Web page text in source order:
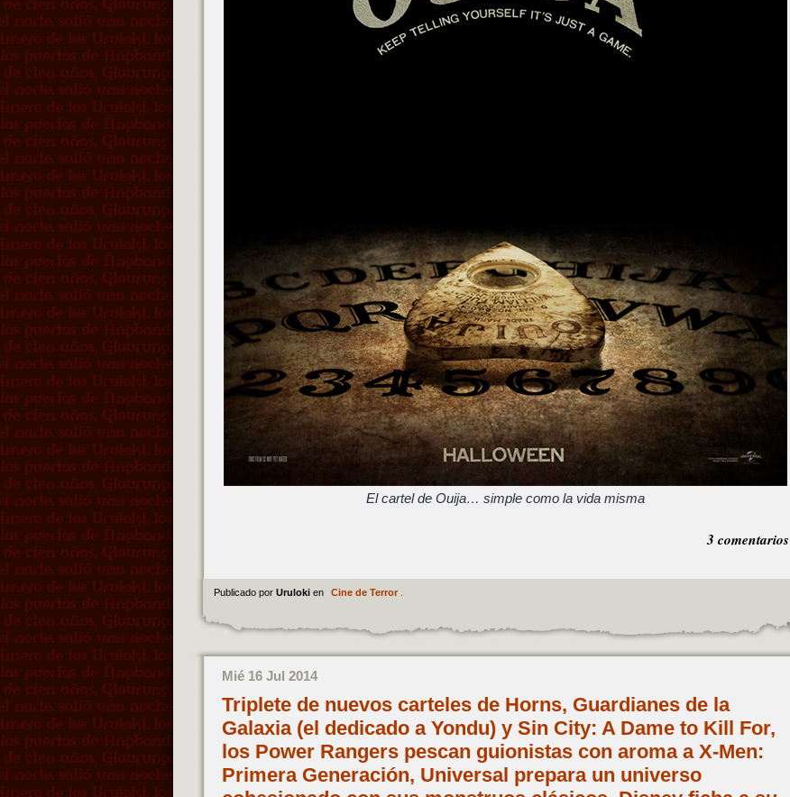
El cartel de Ouija… simple como la vida misma
3 comentarios
Publicado por Uruloki en Cine de Terror.
Mié 16 Jul 2014
Triplete de nuevos carteles de Horns, Guardianes de la
Galaxia (el dedicado a Yondu) y Sin City: A Dame to Kill For,
los Power Rangers pescan guionistas con aroma a X-Men:
Primera Generación, Universal prepara un universo